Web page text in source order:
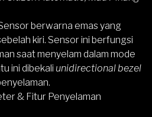
berwarna emas yang
kiri. Sensor ini berfungsi
saat menyelam dalam mode
ini dibekali unidirectional bezel
& Fitur Penyelaman